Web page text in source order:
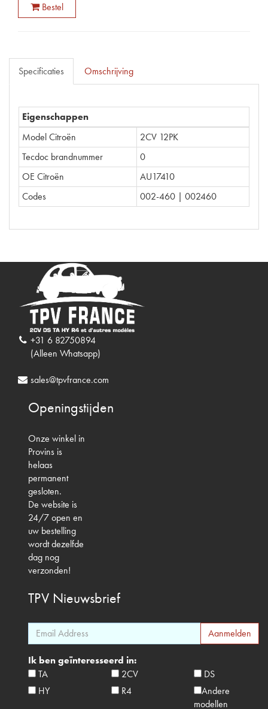
Bestel
Specificaties Omschrijving
Eigenschappen
Model Citroën
2CV 12PK
Tecdoc brandnummer
0
OE Citroën
AU17410
Codes
002-460 | 002460
+31 6 82750894
(Alleen Whatsapp)
sales@tpvfrance.com
Openingstijden
Onze winkel in
Provins is
helaas
permanent
gesloten.
De website is
24/7 open en
uw bestelling
wordt dezelfde
dag nog
verzonden!
TPV Nieuwsbrief
Ik ben geïnteresseerd in:
TA
2CV
DS
HY
R4
Andere
modellen